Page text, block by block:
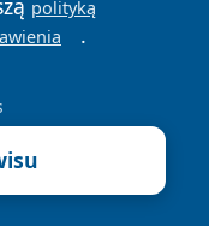
polityką
.
Polityka
Cookies